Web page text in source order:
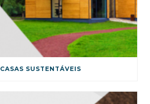
CASAS SUSTENTÁVEIS